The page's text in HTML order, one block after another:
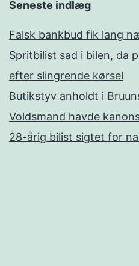
Seneste indlæg
Falsk bankbud fik lang
Spritbilist sad i bilen, da
efter slingrende kørsel
Butikstyv anholdt i
Voldsmand havde
28-årig bilist sigtet for